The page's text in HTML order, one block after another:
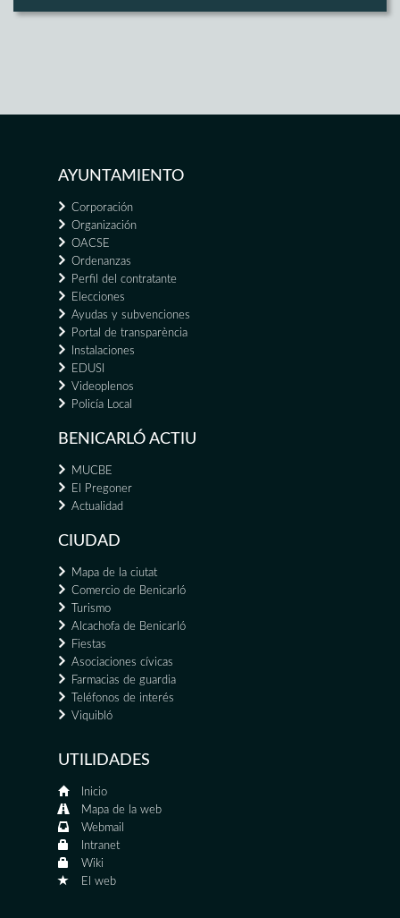
AYUNTAMIENTO
Corporación
Organización
OACSE
Ordenanzas
Perfil del contratante
Elecciones
Ayudas y subvenciones
Portal de transparència
Instalaciones
EDUSI
Videoplenos
Policía Local
BENICARLÓ ACTIU
MUCBE
El Pregoner
Actualidad
CIUDAD
Mapa de la ciutat
Comercio de Benicarló
Turismo
Alcachofa de Benicarló
Fiestas
Asociaciones cívicas
Farmacias de guardia
Teléfonos de interés
Viquibló
UTILIDADES
Inicio
Mapa de la web
Webmail
Intranet
Wiki
El web